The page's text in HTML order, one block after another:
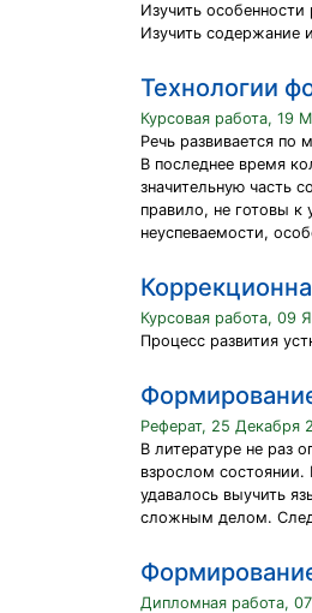
Изучить
Изучить содержание
Технологии
Курсовая работа, 19
Речь развивается по
В последнее время
значительную часть
правило, не готовы к
неуспеваемости,
Курсовая работа, 09
Процесс развития
Реферат, 25 Декабря
В литературе не раз
взрослом
удавалось выучить
сложным делом.
Дипломная работа,